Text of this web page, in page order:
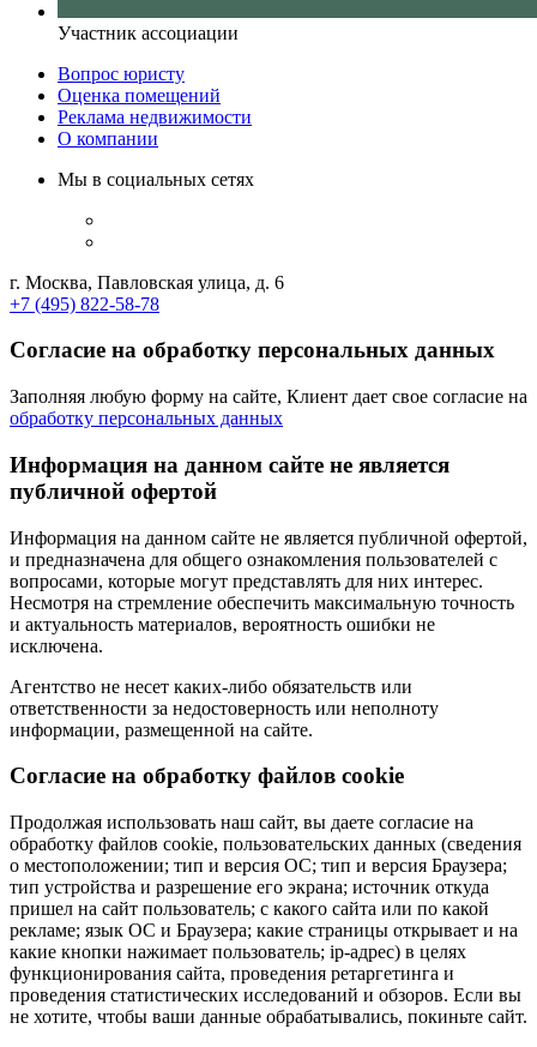
Участник ассоциации
Вопрос юристу
Оценка помещений
Реклама недвижимости
О компании
Мы в социальных сетях
г. Москва, Павловская улица, д. 6
+7 (495) 822-58-78
Согласие на обработку персональных данных
Заполняя любую форму на сайте, Клиент дает свое согласие на
обработку персональных данных
Информация на данном сайте не является
публичной офертой
Информация на данном сайте не является публичной офертой,
и предназначена для общего ознакомления пользователей с
вопросами, которые могут представлять для них интерес.
Несмотря на стремление обеспечить максимальную точность
и актуальность материалов, вероятность ошибки не
исключена.
Агентство не несет каких-либо обязательств или
ответственности за недостоверность или неполноту
информации, размещенной на сайте.
Cогласие на обработку файлов cookie
Продолжая использовать наш сайт, вы даете согласие на
обработку файлов cookie, пользовательских данных (сведения
о местоположении; тип и версия ОС; тип и версия Браузера;
тип устройства и разрешение его экрана; источник откуда
пришел на сайт пользователь; с какого сайта или по какой
рекламе; язык ОС и Браузера; какие страницы открывает и на
какие кнопки нажимает пользователь; ip-адрес) в целях
функционирования сайта, проведения ретаргетинга и
проведения статистических исследований и обзоров. Если вы
не хотите, чтобы ваши данные обрабатывались, покиньте сайт.